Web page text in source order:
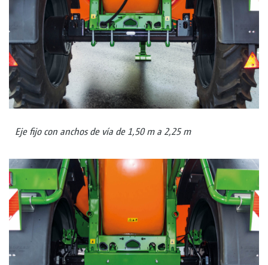
Eje fijo con anchos de vía de 1,50 m a 2,25 m